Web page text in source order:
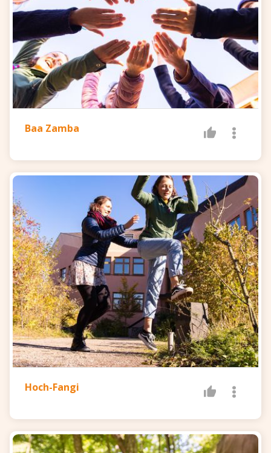
Baa Zamba
Hoch-Fangi